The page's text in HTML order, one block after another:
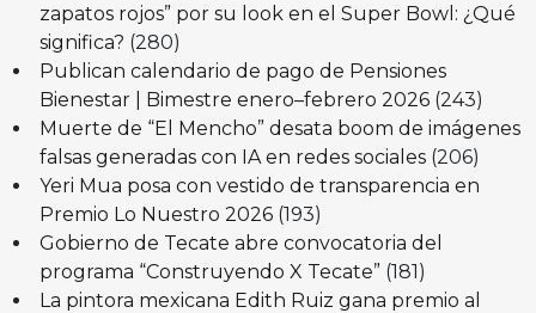
zapatos rojos” por su look en el Super Bowl: ¿Qué
significa? (280)
Publican calendario de pago de Pensiones
Bienestar | Bimestre enero–febrero 2026 (243)
Muerte de “El Mencho” desata boom de imágenes
falsas generadas con IA en redes sociales (206)
Yeri Mua posa con vestido de transparencia en
Premio Lo Nuestro 2026 (193)
Gobierno de Tecate abre convocatoria del
programa “Construyendo X Tecate” (181)
La pintora mexicana Edith Ruiz gana premio al